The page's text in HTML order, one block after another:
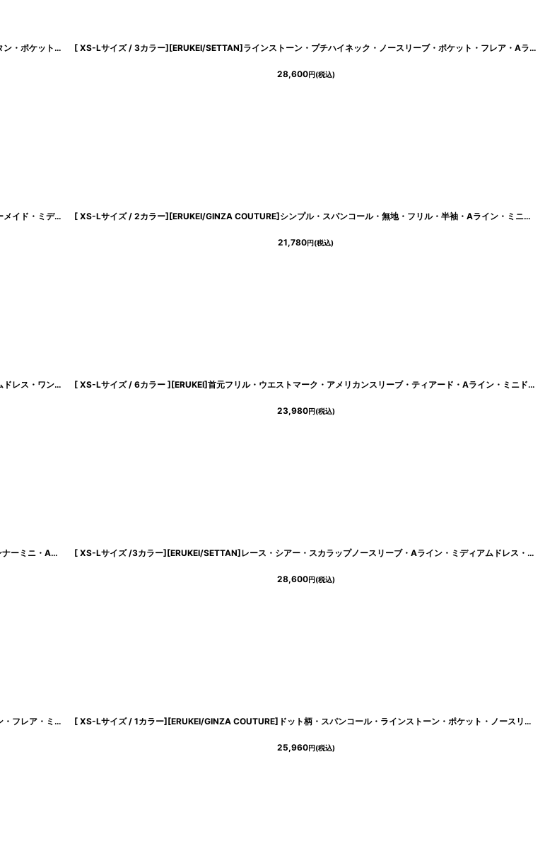
[ XS-Lサイズ / 3カラー][ERUKEI/GINZA COUTURE]ツイード・フリンジ・ノースリーブ・ビジューボタン・ポケット・Aライン・ミニドレス・ワンピース[送料無料] [lk-c2903] [ XS-Lサイズ / 3カラー][ERUKEI/SETTAN]ラインストーン・プチハイネック・ノースリーブ・ポケット・フレア・Aライン・ミニドレス・ワンピース[送料無料]
28,600円(税込)
[ XS-Lサイズ / 2カラー][ERUKEI/GINZA COUTURE]シンプル・リボン・ラインストーン・タイト・マーメイド・ミディアムドレス・ワンピース[送料無料] [lk-c3004] [ XS-Lサイズ / 2カラー][ERUKEI/GINZA COUTURE]シンプル・スパンコール・無地・フリル・半袖・Aライン・ミニドレス・ワンピース[送料無料]
21,780円(税込)
[ XS-Lサイズ / 3カラー][ERUKEI]総レース・シンプル・Vネック・ヘムライン・マーメイド・ミディアムドレス・ワンピース[薗田杏奈着用]《送料＆代引き手数料無料》 [ lk-s25378] [ XS-Lサイズ / 6カラー ][ERUKEI]首元フリル・ウエストマーク・アメリカンスリーブ・ティアード・Aライン・ミニドレス・ワンピース[黒木麗奈着用][送料無料]
23,980円(税込)
[ XS-Lサイズ / 1カラー][ERUKEI/GINZA COUTURE]シンプル・総レース・パール・ノースリーブ・インナーミニ・Aライン・ロングドレス[送料無料] [lk-c3000] [ XS-Lサイズ /3カラー][ERUKEI/SETTAN]レース・シアー・スカラップノースリーブ・Aライン・ミディアムドレス・ワンピース[送料無料]
28,600円(税込)
[ XS-Lサイズ / 2カラー ][ERUKEI/GINZA COUTURE]サテン・シンプル・ノースリーブ・切替・Aライン・フレア・ミディアムドレス・ワンピース[送料無料] [lk-c24090] [ XS-Lサイズ / 1カラー][ERUKEI/GINZA COUTURE]ドット柄・スパンコール・ラインストーン・ポケット・ノースリーブ・Aライン・ミニドレス・ワンピース[送料無料]
25,960円(税込)